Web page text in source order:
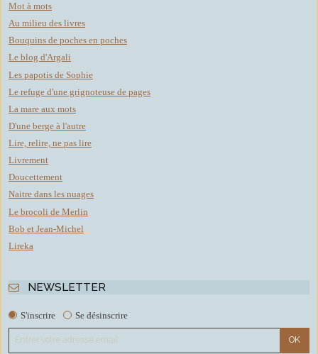
Mot à mots
Au milieu des livres
Bouquins de poches en poches
Le blog d'Argali
Les papotis de Sophie
Le refuge d'une grignoteuse de pages
La mare aux mots
D'une berge à l'autre
Lire, relire, ne pas lire
Livrement
Doucettement
Naitre dans les nuages
Le brocoli de Merlin
Bob et Jean-Michel
Lireka
NEWSLETTER
S'inscrire Se désinscrire